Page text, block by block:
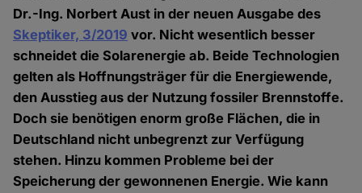
Dr.-Ing. Norbert Aust in der neuen Ausgabe des
Skeptiker, 3/2019 vor. Nicht wesentlich besser
schneidet die Solarenergie ab. Beide Technologien
gelten als Hoffnungsträger für die Energiewende,
den Ausstieg aus der Nutzung fossiler Brennstoffe.
Doch sie benötigen enorm große Flächen, die in
Deutschland nicht unbegrenzt zur Verfügung
stehen. Hinzu kommen Probleme bei der
Speicherung der gewonnenen Energie. Wie kann